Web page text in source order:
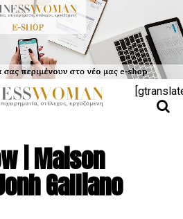
| Maison
Galliano